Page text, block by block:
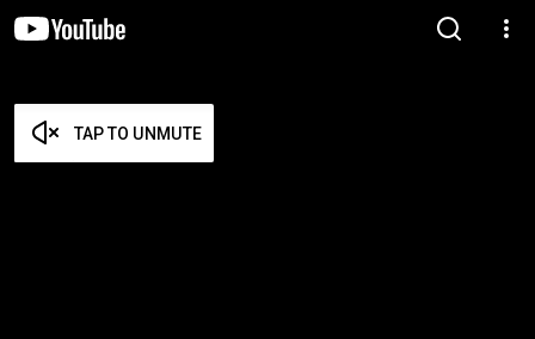
TAP TO UNMUTE